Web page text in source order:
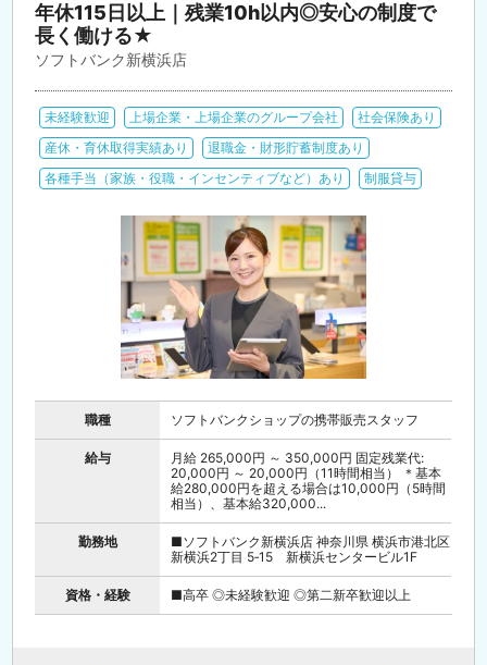
年休115日以上｜残業10h以内◎安心の制度で
長く働ける★
ソフトバンク新横浜店
未経験歓迎 上場企業・上場企業のグループ会社
社会保険あり
産休・育休取得実績あり
退職金・財形貯蓄制度あり
各種手当（家族・役職・インセンティブなど）あり
制服貸与
職種 ソフトバンクショップの携帯販売スタッフ
給与
月給 265,000円 ～ 350,000円 固定残業代:
20,000円 ～ 20,000円（11時間相当） ＊基本
給280,000円を超える場合は10,000円（5時間
相当）、基本給320,000...
勤務地
■ソフトバンク新横浜店 神奈川県 横浜市港北区
新横浜2丁目 5‐15 新横浜センタービル1F
資格・経験 ■高卒 ◎未経験歓迎 ◎第二新卒歓迎以上